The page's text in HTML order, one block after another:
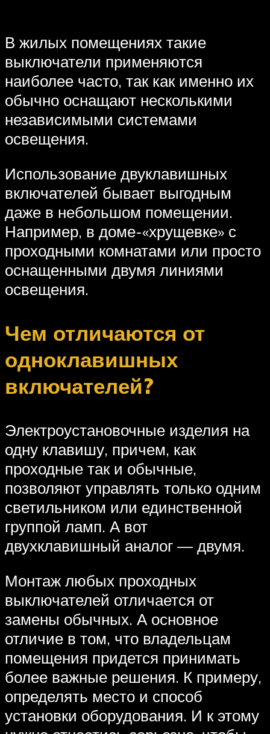
В жилых помещениях такие
выключатели применяются
наиболее часто, так как именно их
обычно оснащают несколькими
независимыми системами
освещения.
Использование двуклавишных
включателей бывает выгодным
даже в небольшом помещении.
Например, в доме-«хрущевке» с
проходными комнатами или просто
оснащенными двумя линиями
освещения.
Чем отличаются от
одноклавишных
включателей?
Электроустановочные изделия на
одну клавишу, причем, как
проходные так и обычные,
позволяют управлять только одним
светильником или единственной
группой ламп. А вот
двухклавишный аналог — двумя.
Монтаж любых проходных
выключателей отличается от
замены обычных. А основное
отличие в том, что владельцам
помещения придется принимать
более важные решения. К примеру,
определять место и способ
установки оборудования. И к этому